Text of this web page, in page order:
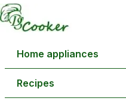
au
contenu
Home appliances
Recipes